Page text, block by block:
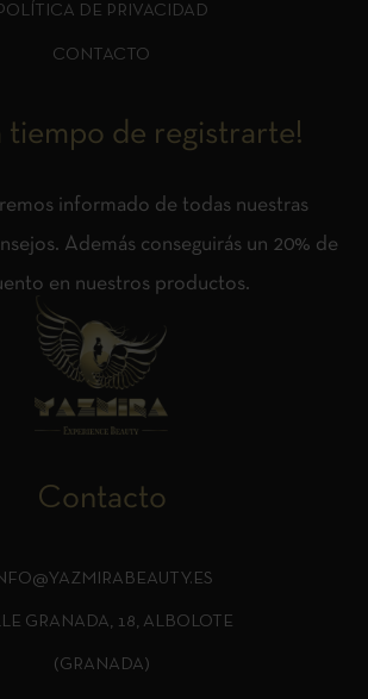
POLÍTICA DE PRIVACIDAD
CONTACTO
tiempo de registrarte!
informado de todas nuestras
Además conseguirás un 20% de
en nuestros productos.
Contacto
GRANADA, 18, ALBOLOTE
(GRANADA)